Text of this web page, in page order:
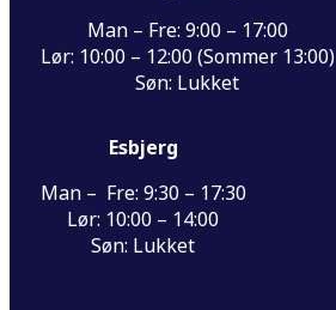
Man – Fre: 9:00 – 17:00
Lør: 10:00 – 12:00 (Sommer 13:00)
Søn: Lukket
Esbjerg
Man – Fre: 9:30 – 17:30
Lør: 10:00 – 14:00
Søn: Lukket